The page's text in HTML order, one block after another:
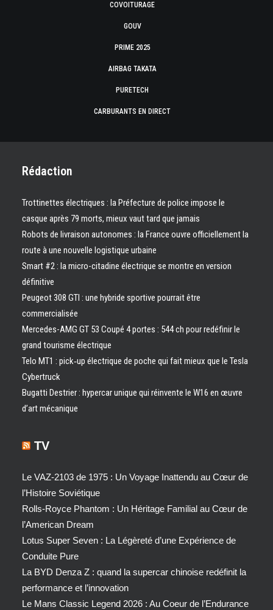
COVOITURAGE
GOUV
PRIME 2025
AIRBAG TAKATA
PURETECH
CARBURANTS EN DIRECT
Rédaction
Trottinettes électriques : la Préfecture de police impose le
casque après 79 morts, mieux vaut tard que jamais
Robots de livraison autonomes : la France ouvre officiellement la
route à une nouvelle logistique urbaine
Smart #2 : la micro-citadine électrique se montre en version
définitive
Peugeot 308 GTI : une hybride sportive pourrait être
commercialisée
Mercedes-AMG GT 53 Coupé 4 portes : 544 ch pour redéfinir le
grand tourisme électrique
Telo MT1 : pick‑up électrique de poche qui fait mieux que le Tesla
Cybertruck
Bugatti Destrier : hypercar unique qui réinvente le W16 en œuvre
d’art mécanique
TV
Le VAZ-2103 de 1975 : Un Voyage Inattendu au Cœur de
l’Histoire Soviétique
Rolls-Royce Phantom : Un Héritage Familial au Cœur de
l’American Dream
Lotus Super Seven : La Légèreté d’une Expérience de
Conduite Pure
La BYD Denza Z : quand la supercar chinoise redéfinit la
performance et l’innovation
Le Mans Classic Legend 2026 : Au Coeur de l’Endurance